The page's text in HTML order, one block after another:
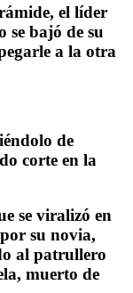
el líder
se bajó de su
a la otra
de
corte en la
se viralizó en
su novia,
al patrullero
muerto de